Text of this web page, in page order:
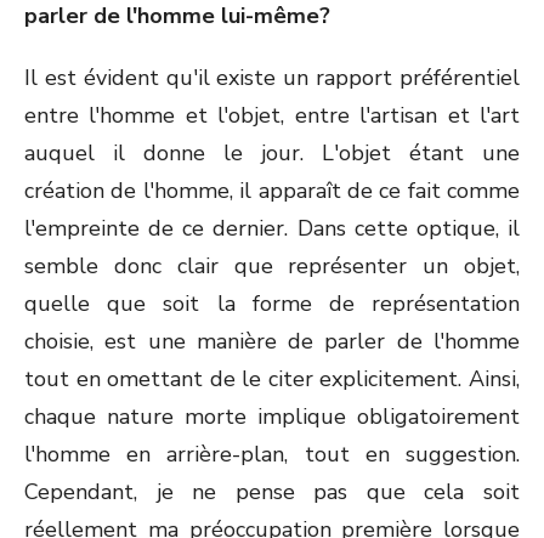
parler de l'homme lui-même?
Il est évident qu'il existe un rapport préférentiel
entre l'homme et l'objet, entre l'artisan et l'art
auquel il donne le jour. L'objet étant une
création de l'homme, il apparaît de ce fait comme
l'empreinte de ce dernier. Dans cette optique, il
semble donc clair que représenter un objet,
quelle que soit la forme de représentation
choisie, est une manière de parler de l'homme
tout en omettant de le citer explicitement. Ainsi,
chaque nature morte implique obligatoirement
l'homme en arrière-plan, tout en suggestion.
Cependant, je ne pense pas que cela soit
réellement ma préoccupation première lorsque